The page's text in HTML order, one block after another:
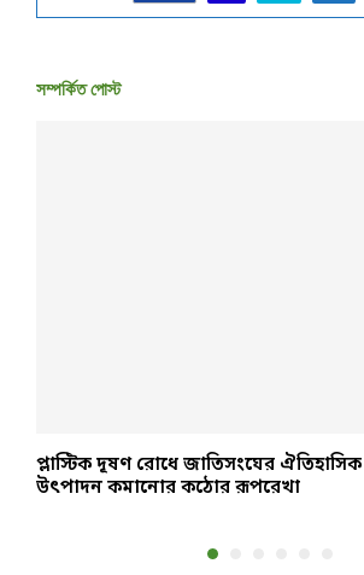
সম্পর্কিত পোস্ট
প্লাস্টিক দূষণ রোধে জাতিসংঘের ঐতিহাসিক
উৎপাদন কমানোর কঠোর রূপরেখা